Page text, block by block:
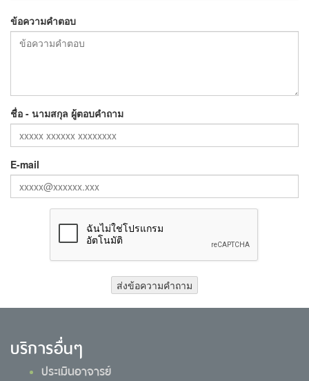
ข้อความคำตอบ
ชื่อ - นามสกุล ผู้ตอบคำถาม
E-mail
ส่งข้อความคำถาม
บริการอื่นๆ
ประเมินอาจารย์